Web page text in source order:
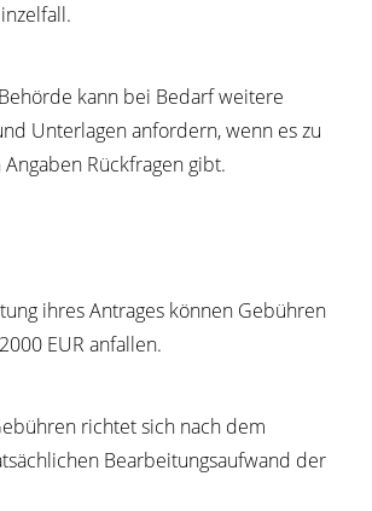
kann bei Bedarf weitere
Unterlagen anfordern, wenn es zu
Rückfragen gibt.
ihres Antrages können Gebühren
EUR anfallen.
richtet sich nach dem
Bearbeitungsaufwand der